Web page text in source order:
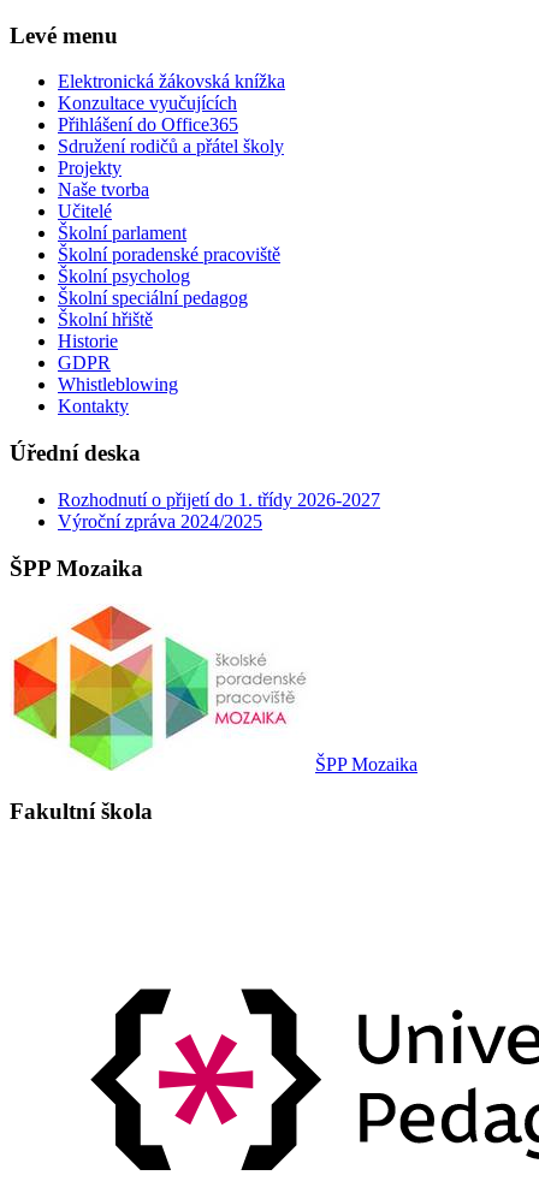
Levé menu
Elektronická žákovská knížka
Konzultace vyučujících
Přihlášení do Office365
Sdružení rodičů a přátel školy
Projekty
Naše tvorba
Učitelé
Školní parlament
Školní poradenské pracoviště
Školní psycholog
Školní speciální pedagog
Školní hřiště
Historie
GDPR
Whistleblowing
Kontakty
Úřední deska
Rozhodnutí o přijetí do 1. třídy 2026-2027
Výroční zpráva 2024/2025
ŠPP Mozaika
ŠPP Mozaika
Fakultní škola